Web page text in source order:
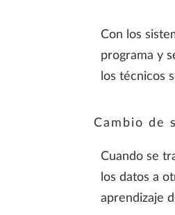
Con los
programa y
los técnicos
Cambio de
Cuando se
los datos a
aprendizaje